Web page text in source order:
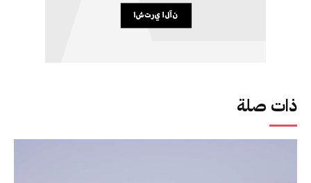
ذات صلة